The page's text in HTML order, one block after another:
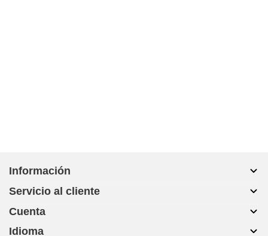
Información
Sobre nosotros
Maletas
Accesorios
Servicio al cliente
Contacta con nosotros
Devoluciones y cambios
Cuenta
Idioma